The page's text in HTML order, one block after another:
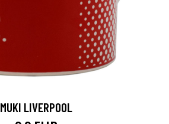
MUKI LIVERPOOL